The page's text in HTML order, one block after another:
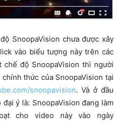
SnoopaVision chưa được xây
vào biểu tượng này trên các
độ SnoopaVision thì người
thức của SnoopaVision tại
snoopavision. Và ở đầu
ý là: SnoopaVision đang làm
cho video này vào ngày